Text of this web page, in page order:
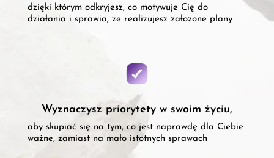
dzięki którym odkryjesz, co motywuje Cię do
działania i sprawia, że realizujesz założone plany
Wyznaczysz priorytety w swoim życiu,
aby skupiać się na tym, co jest naprawdę dla Ciebie
ważne, zamiast na mało istotnych sprawach